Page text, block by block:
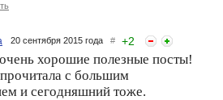
20 сентября 2015 года # +2
хорошие полезные посты!
с большим
и сегодняшний тоже.